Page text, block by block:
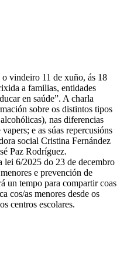
vindeiro 11 de xuño, ás 18
a familias, entidades
en saúde”. A charla
sobre os distintos tipos
nas diferencias
e as súas repercusións
social Cristina Fernández
Paz Rodríguez.
lei 6/2025 do 23 de decembro
e prevención de
un tempo para compartir coas
cos/as menores desde os
centros escolares.